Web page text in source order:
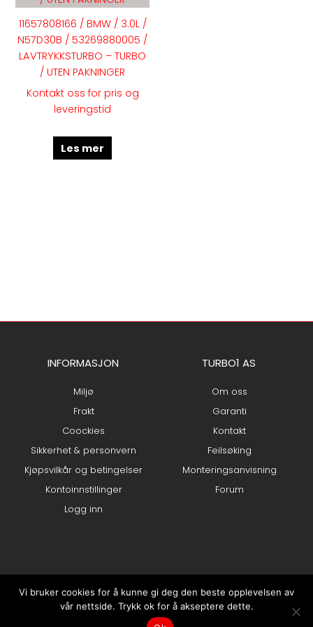
11657808166 / BMW / 3.0L /
N57D30B / 53269880005 /
LAVTRYKKSTURBO – TURBO
/ UTEN PAKNINGER
Kontakt oss for pris og
leveringstid
Les mer
INFORMASJON
Miljø
Frakt
Coockies
Sikkerhet & personvern
Kjøpsvilkår og betingelser
Kontoinnstillinger
Logg inn
TURBO1 AS
Om oss
Garanti
Kontakt
Feilsøking
Monteringsanvisning
Forum
Vi bruker cookies for å kunne gi deg den beste opplevelsen av
vår nettside. Trykk ok for å akseptere dette.